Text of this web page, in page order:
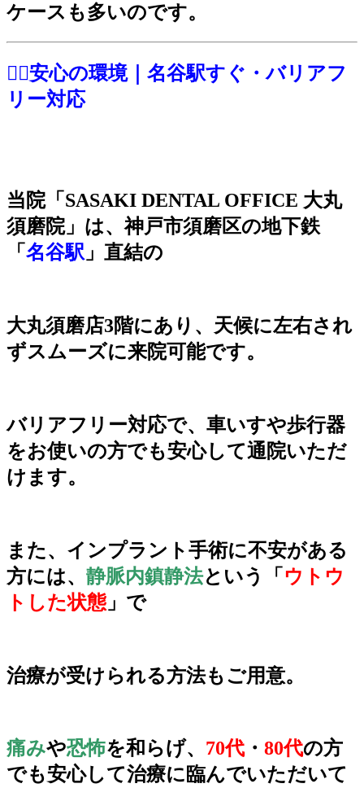
ケースも多いのです。
🚶‍♀️安心の環境｜名谷駅すぐ・バリアフ
リー対応
当院「SASAKI DENTAL OFFICE 大丸
須磨院」は、神戸市須磨区の地下鉄
「 名谷駅 」直結の
大丸須磨店3階にあり、天候に左右され
ずスムーズに来院可能です。
バリアフリー対応で、車いすや歩行器
をお使いの方でも安心して通院いただ
けます。
また、インプラント手術に不安がある
方には、 静脈内鎮静法という「 ウトウ
トした状態 」で
治療が受け られる方法もご用意。
痛みや恐怖を和らげ、 70代・ 80代の方
でも安心して治療に臨んでいただいて